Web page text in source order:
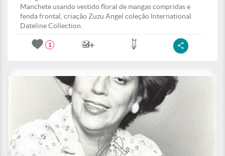
Manchete usando vestido floral de mangas compridas e
fenda frontal, criação Zuzu Angel coleção International
Dateline Collection.
1